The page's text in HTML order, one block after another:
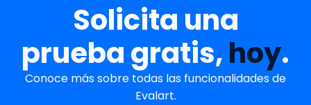
Solicita una
prueba gratis,hoy.
Conoce más sobre todas las funcionalidades de
Evalart.